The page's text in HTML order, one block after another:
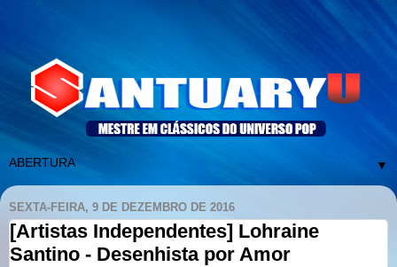
▼
SEXTA-FEIRA, 9 DE DEZEMBRO DE 2016
[Artistas Independentes] Lohraine
Santino - Desenhista por Amor